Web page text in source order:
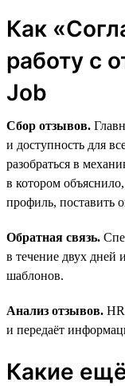
Как
работу с
Job
Сбор отзывов.
и доступность для
разобраться в
в котором
профиль, поставить
Обратная связь.
в течение двух дней
шаблонов.
Анализ отзывов.
и передаёт
Какие